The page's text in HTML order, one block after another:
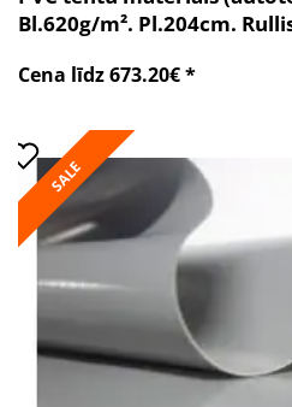
Bl.620g/m². Pl.204cm.
Cena līdz 673.20€ *
SALE